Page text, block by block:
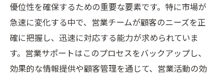
優位性を確保するための重要な要素です。特に市場が
急速に変化する中で、営業チームが顧客のニーズを正
確に把握し、迅速に対応する能力が求められていま
す。営業サポートはこのプロセスをバックアップし、
効果的な情報提供や顧客管理を通じて、営業活動の効